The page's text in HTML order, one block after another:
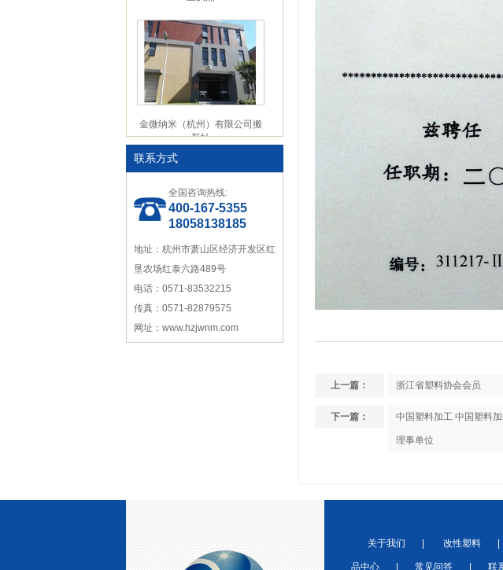
新址
中国塑料加工 中国塑料加工协
会改性塑料专业委员会理事单
位协会性塑料专业委员会理事
单位
宁波塑料行业优秀供应商
联系方式
全国咨询热线:
400-167-5355
18058138185
地址：杭州市萧山区经济开发区红
垦农场红泰六路489号
电话：0571-83532215
传真：0571-82879575
网址：www.hzjwnm.com
上一篇： 浙江省塑料协会会员
下一篇： 中国塑料加工 中国塑料
理事单位
关于我们 改性塑料
品中心 常见问答 联